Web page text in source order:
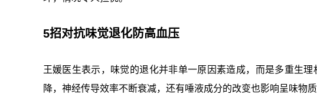
5招对抗味觉退化防高血压
王媛医生表示，味觉的退化并非单一原因素造成，而是多重生
降，神经传导效率不断衰减，还有唾液成分的改变也影响呈味物质